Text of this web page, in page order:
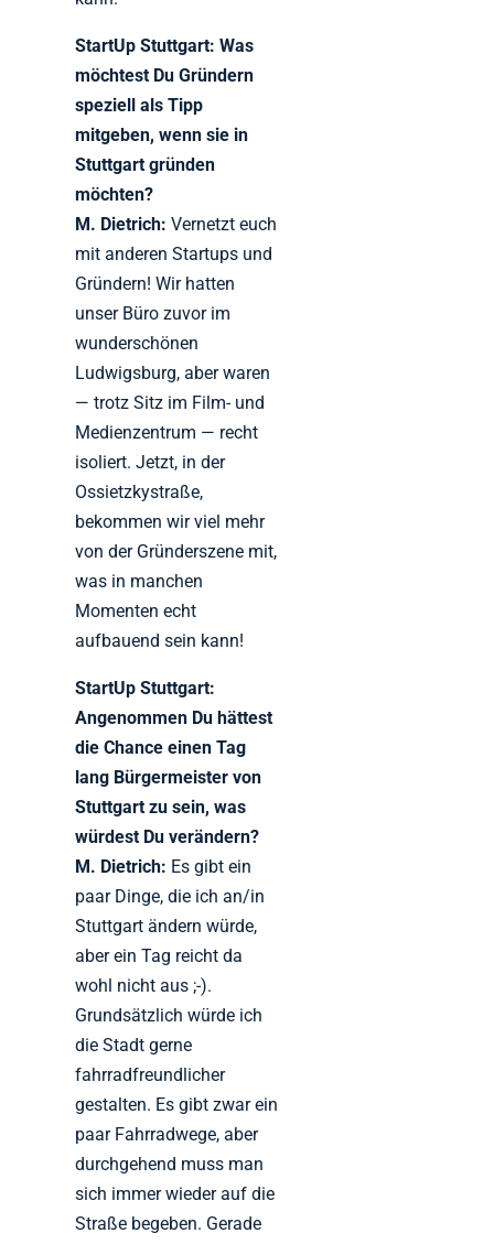
StartUp Stuttgart: Was
möchtest Du Gründern
speziell als Tipp
mitgeben, wenn sie in
Stuttgart gründen
möchten?
M. Dietrich:Vernetzt euch
mit anderen Startups und
Gründern! Wir hatten
unser Büro zuvor im
wunderschönen
Ludwigsburg, aber waren
— trotz Sitz im Film- und
Medienzentrum — recht
isoliert. Jetzt, in der
Ossietzkystraße,
bekommen wir viel mehr
von der Gründerszene mit,
was in manchen
Momenten echt
aufbauend sein kann!
StartUp Stuttgart:
Angenommen Du hättest
die Chance einen Tag
lang Bürgermeister von
Stuttgart zu sein, was
würdest Du verändern?
M. Dietrich: Es gibt ein
paar Dinge, die ich an/in
Stuttgart ändern würde,
aber ein Tag reicht da
wohl nicht aus ;-).
Grundsätzlich würde ich
die Stadt gerne
fahrradfreundlicher
gestalten. Es gibt zwar ein
paar Fahrradwege, aber
durchgehend muss man
sich immer wieder auf die
Straße begeben. Gerade